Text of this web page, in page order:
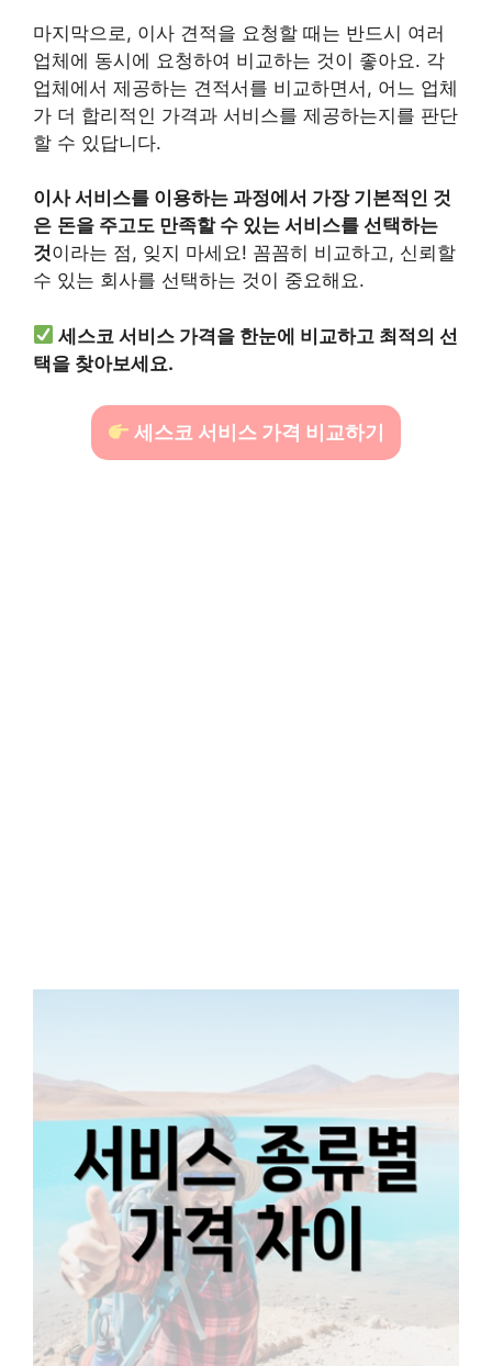
마지막으로, 이사 견적을 요청할 때는 반드시 여러
업체에 동시에 요청하여 비교하는 것이 좋아요. 각
업체에서 제공하는 견적서를 비교하면서, 어느 업체
가 더 합리적인 가격과 서비스를 제공하는지를 판단
할 수 있답니다.
이사 서비스를 이용하는 과정에서 가장 기본적인 것
은 돈을 주고도 만족할 수 있는 서비스를 선택하는
것이라는 점, 잊지 마세요! 꼼꼼히 비교하고, 신뢰할
수 있는 회사를 선택하는 것이 중요해요.
세스코 서비스 가격을 한눈에 비교하고 최적의 선
택을 찾아보세요.
세스코 서비스 가격 비교하기